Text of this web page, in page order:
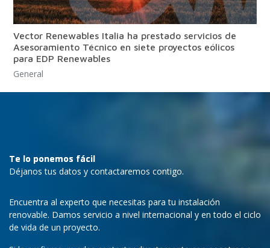
Vector Renewables Italia ha prestado servicios de
Asesoramiento Técnico en siete proyectos eólicos
para EDP Renewables
General
Te lo ponemos fácil
Déjanos tus datos y contactaremos contigo.
Encuentra al experto que necesitas para tu instalación
renovable. Damos servicio a nivel internacional y en todo el ciclo
de vida de un proyecto.